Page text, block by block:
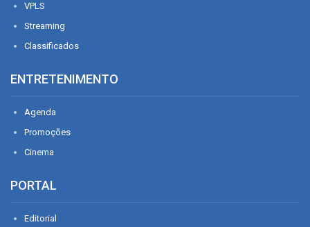
VPLS
Streaming
Classificados
ENTRETENIMENTO
Agenda
Promoções
Cinema
PORTAL
Editorial